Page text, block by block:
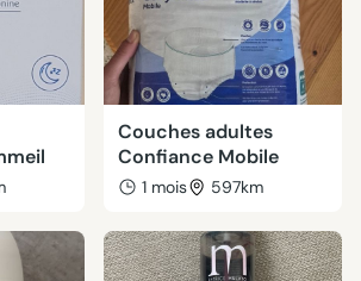
Couches adultes
Confiance Mobile
1 mois 597km